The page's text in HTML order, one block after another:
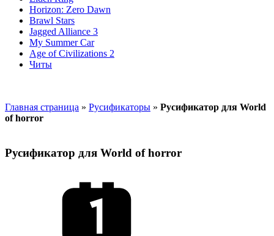
Horizon: Zero Dawn
Brawl Stars
Jagged Alliance 3
My Summer Car
Age of Civilizations 2
Читы
Главная страница » Русификаторы » Русификатор для World
of horror
Русификатор для World of horror